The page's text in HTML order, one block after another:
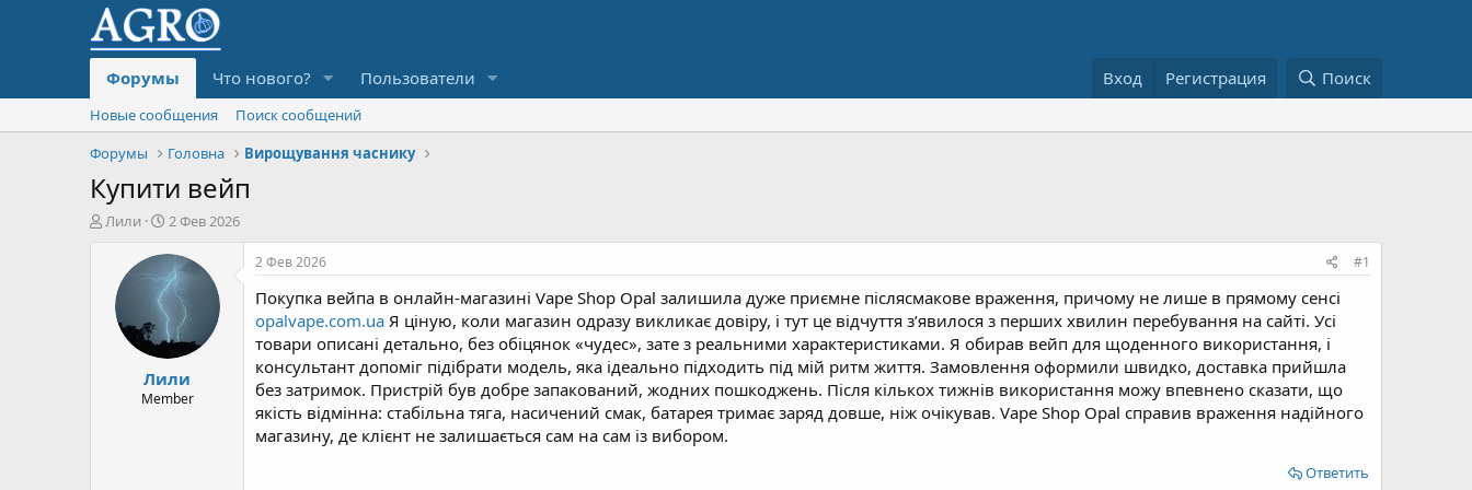
Форумы Что нового? Пользователи Вход Регистрация Поиск
Новые сообщения
Поиск сообщений
Форумы
Головна Вирощування часнику
Купити вейп
А
Лили
Д
т
а
н
а
ч
а
л
а
2 Фев 2026
Лили
Member
2 Фев 2026 #1
Покупка вейпа в онлайн-магазині Vape Shop Opal залишила дуже приємне післясмакове враження, причому не лише в прямому сенсі
opalvape.com.ua Я ціную, коли магазин одразу викликає довіру, і тут це відчуття з’явилося з перших хвилин перебування на сайті. Усі
товари описані детально, без обіцянок «чудес», зате з реальними характеристиками. Я обирав вейп для щоденного використання, і
консультант допоміг підібрати модель, яка ідеально підходить під мій ритм життя. Замовлення оформили швидко, доставка прийшла
без затримок. Пристрій був добре запакований, жодних пошкоджень. Після кількох тижнів використання можу впевнено сказати, що
якість відмінна: стабільна тяга, насичений смак, батарея тримає заряд довше, ніж очікував. Vape Shop Opal справив враження надійного
магазину, де клієнт не залишається сам на сам із вибором.
Ответить